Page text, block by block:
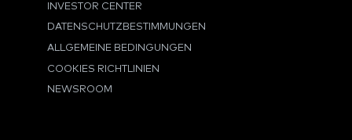
INVESTOR CENTER
DATENSCHUTZBESTIMMUNGEN
ALLGEMEINE BEDINGUNGEN
COOKIES RICHTLINIEN
NEWSROOM